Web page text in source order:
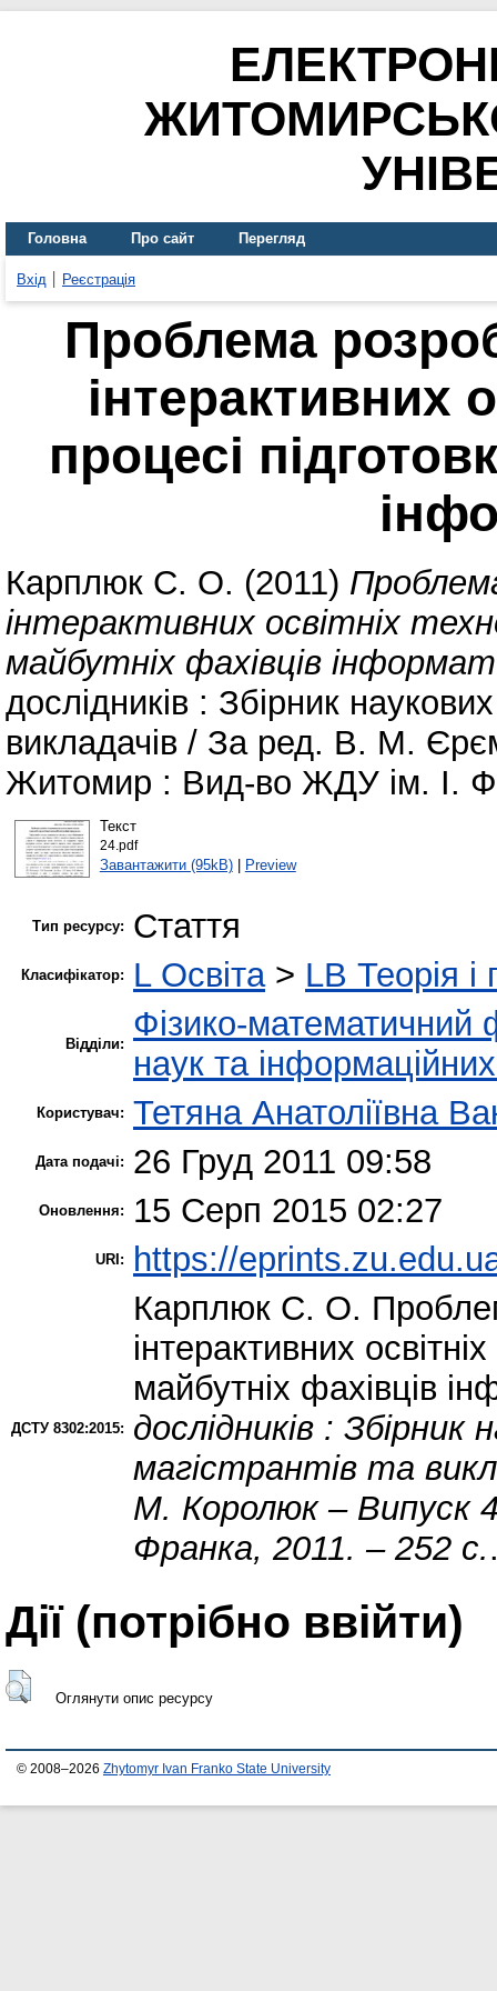
Головна Про сайт Перегляд
Вхід Реєстрація
Проблема
інтерактивних
процесі
Карплюк С. О. (2011)
інтерактивних освітніх
майбутніх фахівців
дослідників : Збірник
викладачів / За ред. В. М.
Житомир : Вид-во ЖДУ ім. І.
Текст
24.pdf
Завантажити (95kB)| Preview
Тип ресурсу: Стаття
Класифікатор: L Освіта> LB Теорія і
Відділи:
Фізико-математичний
наук та
Користувач: Тетяна Анатоліївна
Дата подачі: 26 Груд 2011 09:58
Оновлення: 15 Серп 2015 02:27
URI: https://
ДСТУ 8302:2015:
Карплюк С. О.
інтерактивних
майбутніх фахівців
дослідників :
магістрантів та
М. Королюк – Випуск
Франка, 2011. – 252 с.
Дії ​​(потрібно ввійти)
Оглянути опис ресурсу
© 2008–2026 Zhytomyr Ivan Franko State University